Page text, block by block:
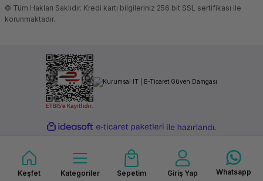
Keşfet Kategoriler Sepetim Giriş Yap Whatsapp
© Tüm Hakları Saklıdır. Kredi kartı bilgileriniz 256 bit SSL sertifikası ile
korunmaktadır.
ideasoft
e-